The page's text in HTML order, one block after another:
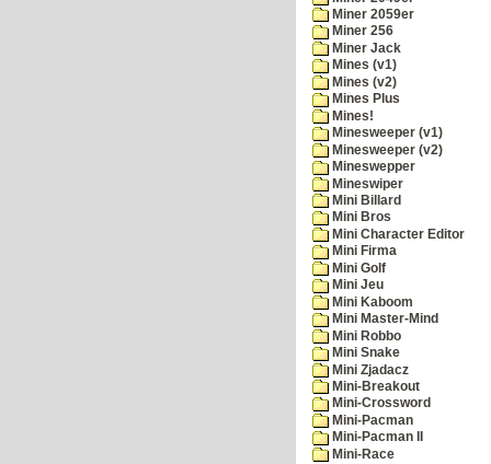
Miner 2059er
Miner 256
Miner Jack
Mines (v1)
Mines (v2)
Mines Plus
Mines!
Minesweeper (v1)
Minesweeper (v2)
Mineswepper
Mineswiper
Mini Billard
Mini Bros
Mini Character Editor
Mini Firma
Mini Golf
Mini Jeu
Mini Kaboom
Mini Master-Mind
Mini Robbo
Mini Snake
Mini Zjadacz
Mini-Breakout
Mini-Crossword
Mini-Pacman
Mini-Pacman II
Mini-Race